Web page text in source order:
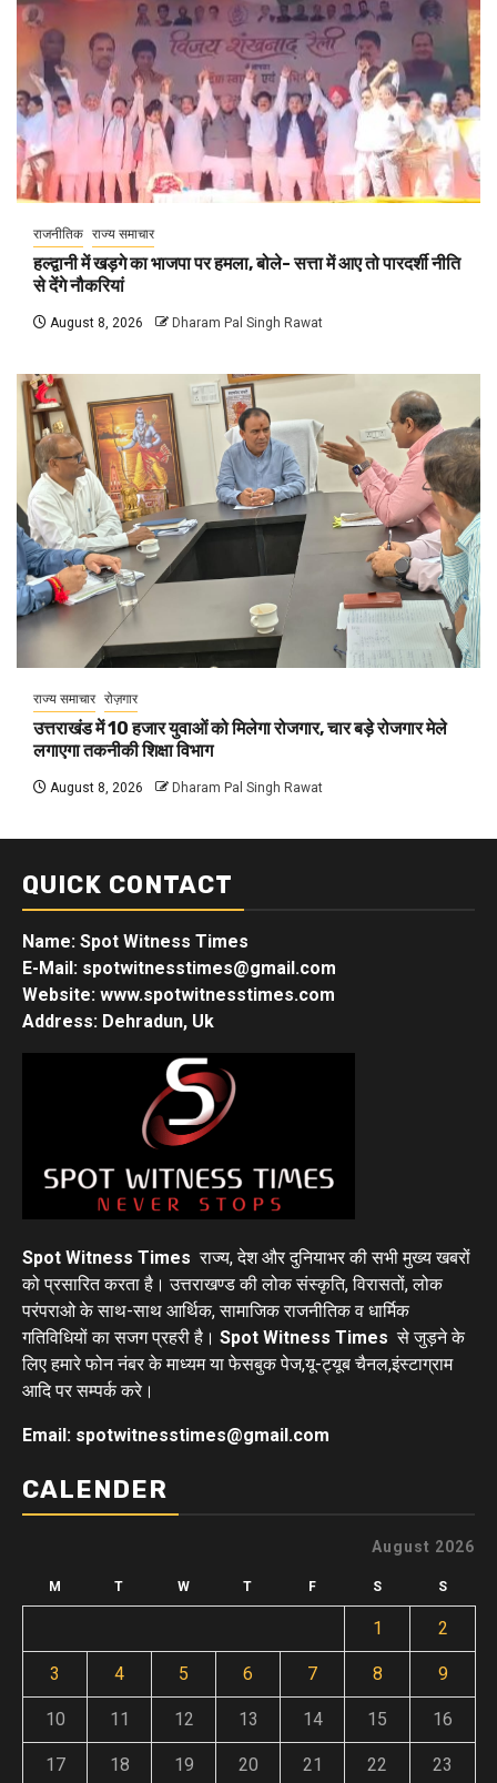
राजनीतिक राज्य समाचार
हल्द्वानी में खड़गे का भाजपा पर हमला, बोले- सत्ता में आए तो पारदर्शी नीति
से देंगे नौकरियां
August 8, 2026 Dharam Pal Singh Rawat
राज्य समाचार रोज़गार
उत्तराखंड में 10 हजार युवाओं को मिलेगा रोजगार, चार बड़े रोजगार मेले
लगाएगा तकनीकी शिक्षा विभाग
August 8, 2026 Dharam Pal Singh Rawat
QUICK CONTACT
Name: Spot Witness Times
E-Mail: spotwitnesstimes@gmail.com
Website: www.spotwitnesstimes.com
Address: Dehradun, Uk
Spot Witness Times राज्य, देश और दुनियाभर की सभी मुख्य खबरों
को प्रसारित करता है। उत्तराखण्ड की लोक संस्कृति, विरासतों, लोक
परंपराओ के साथ-साथ आर्थिक, सामाजिक राजनीतिक व धार्मिक
गतिविधियों का सजग प्रहरी है। Spot Witness Times से जुड़ने के
लिए हमारे फोन नंबर के माध्यम या फेसबुक पेज,यू-ट्यूब चैनल,इंस्टाग्राम
आदि पर सम्पर्क करे।
Email: spotwitnesstimes@gmail.com
CALENDER
August 2026
M T W T F S S
1 2
3 4 5 6 7 8 9
10 11 12 13 14 15 16
17 18 19 20 21 22 23